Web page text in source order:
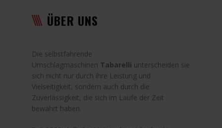
ÜBER UNS
Die selbstfahrende
Umschlagmaschinen Tabarelli unterscheiden sie
sich nicht nur durch ihre Leistung und
Vielseitigkeit, sondern auch durch die
Zuverlässigkeit, die sich im Laufe der Zeit
bewährt haben.